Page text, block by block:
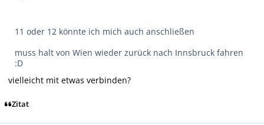
11 oder 12 könnte ich mich auch anschließen
muss halt von Wien wieder zurück nach Innsbruck fahren
:D
vielleicht mit etwas verbinden?
Zitat